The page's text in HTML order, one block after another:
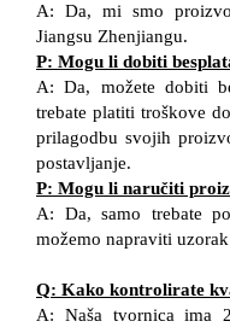
A: Da, mi smo
Jiangsu Zhenjiangu.
P: Mogu li dobiti
A: Da, možete dobiti
trebate platiti troškove
prilagodbu svojih
postavljanje.
P: Mogu li naručiti
A: Da, samo trebate
možemo napraviti
Q: Kako kontrolirate
A: Naša tvornica ima